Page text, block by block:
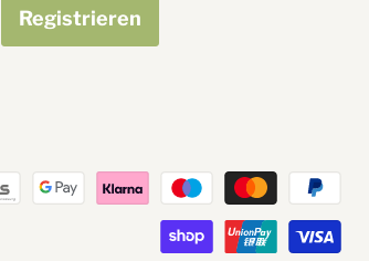
Registrieren